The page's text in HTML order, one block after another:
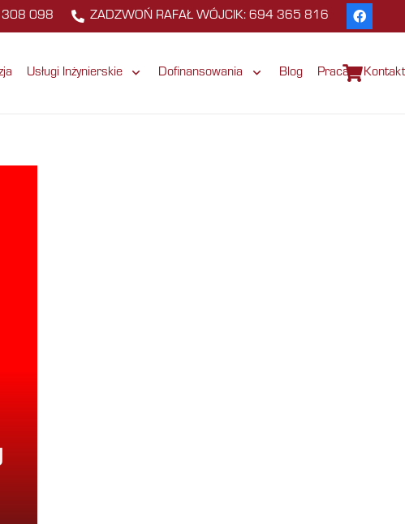
308 098 ZADZWOŃ RAFAŁ WÓJCIK: 694 365 816
Usługi Inżynierskie Dofinansowania Blog Praca Kontakt